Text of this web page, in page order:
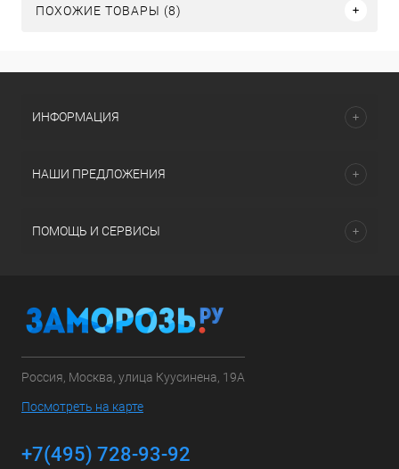
ПОХОЖИЕ ТОВАРЫ (8)
ИНФОРМАЦИЯ
НАШИ ПРЕДЛОЖЕНИЯ
ПОМОЩЬ И СЕРВИСЫ
Россия, Москва, улица Куусинена, 19А
Посмотреть на карте
+7(495) 728-93-92